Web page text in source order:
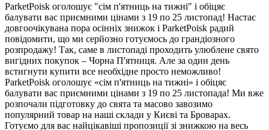
ParketPoisk оголошує "сім п'ятниць на тижні" і обіцяє
балувати вас приємними цінами з 19 по 25 листопад! Настає
довгоочікувана пора осінніх знижок і ParketPoisk радий
повідомити, що ми серйозно готуємось до грандіозного
розпродажу! Так, саме в листопаді проходить улюблене свято
вигідних покупок – Чорна П'ятниця. Але за один день
встигнути купити все необхідне просто неможливо!
ParketPoisk оголошує «сім п'ятниць на тижні» і обіцяє
балувати вас приємними цінами з 19 по 25 листопада! Ми вже
розпочали підготовку до свята та масово завозимо
популярний товар на наші склади у Києві та Броварах.
Готуємо для вас найцікавіші пропозиції зі знижкою на весь